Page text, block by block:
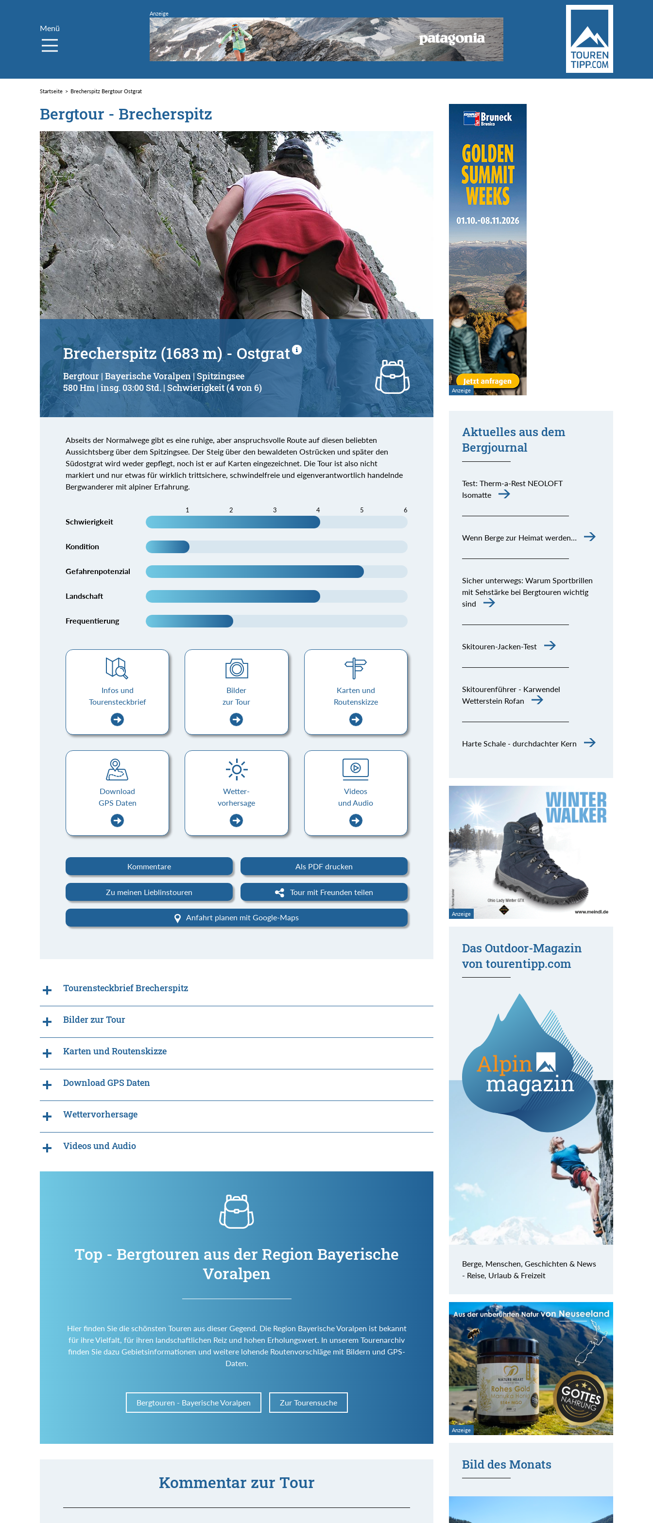
Menü
Startseite Brecherspitz Bergtour Ostgrat
Bergtour - Brecherspitz
Brecherspitz (1683 m) - Ostgrat
Bergtour | Bayerische Voralpen | Spitzingsee
580 Hm | insg. 03:00 Std. | Schwierigkeit (4 von 6)
Abseits der Normalwege gibt es eine ruhige, aber anspruchsvolle Route auf diesen beliebten
Aussichtsberg über dem Spitzingsee. Der Steig über den bewaldeten Ostrücken und später den
Südostgrat wird weder gepflegt, noch ist er auf Karten eingezeichnet. Die Tour ist also nicht
markiert und nur etwas für wirklich trittsichere, schwindelfreie und eigenverantwortlich handelnde
Bergwanderer mit alpiner Erfahrung.
1 2 3 4 5 6
Schwierigkeit
Kondition
Gefahrenpotenzial
Landschaft
Frequentierung
Infos und
Tourensteckbrief
Bilder
zur Tour
Karten und
Routenskizze
Download
GPS Daten
Wetter-
vorhersage
Videos
und Audio
Kommentare Als PDF drucken
Zu meinen Lieblinstouren Tour mit Freunden teilen
Anfahrt planen mit Google-Maps
Tourensteckbrief Brecherspitz
Bilder zur Tour
Karten und Routenskizze
Download GPS Daten
Wettervorhersage
Videos und Audio
Top - Bergtouren aus der Region Bayerische
Voralpen
Hier finden Sie die schönsten Touren aus dieser Gegend. Die Region Bayerische Voralpen ist bekannt
für ihre Vielfalt, für ihren landschaftlichen Reiz und hohen Erholungswert. In unserem Tourenarchiv
finden Sie dazu Gebietsinformationen und weitere lohende Routenvorschläge mit Bildern und GPS-
Daten.
Bergtouren - Bayerische Voralpen Zur Tourensuche
Kommentar zur Tour
Aktuelles aus dem
Bergjournal
Test: Therm-a-Rest NEOLOFT
Isomatte
Wenn Berge zur Heimat werden…
Sicher unterwegs: Warum Sportbrillen
mit Sehstärke bei Bergtouren wichtig
sind
Skitouren-Jacken-Test
Skitourenführer - Karwendel
Wetterstein Rofan
Harte Schale - durchdachter Kern
Das Outdoor-Magazin
von tourentipp.com
Berge, Menschen, Geschichten & News
- Reise, Urlaub & Freizeit
Bild des Monats